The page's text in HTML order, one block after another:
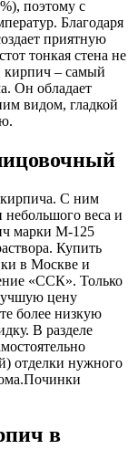
поэтому с
Благодаря
приятную
тонкая стена не
кирпич – самый
Он обладает
видом, гладкой
С ним
небольшого веса и
марки М-125
Купить
в Москве и
«ССК». Только
цену
более низкую
В разделе
отделки нужного
в